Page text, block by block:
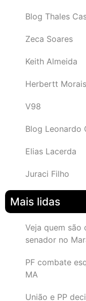
Blog Thales
Zeca Soares
Keith Almeida
Herbertt Morais
V98
Blog Leonardo
Elias Lacerda
Juraci Filho
Mais lidas
Veja quem são
senador no
PF combate
MA
União e PP